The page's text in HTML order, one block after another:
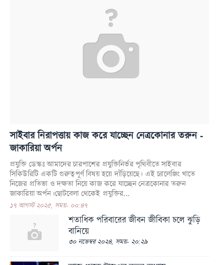
সাইবার নিরাপত্তায় কাজ করে যাচ্ছেন নেত্রকোনার তরুন -
জাকারিয়া অর্পন
প্রযুক্তি ডেস্কঃ আমাদের চারপাশের প্রযুক্তিনির্ভর পৃথিবীতে সাইবার
সিকিউরিটি একটি গুরুত্বপূর্ণ বিষয় হয়ে দাঁড়িয়েছে। এই চ্যালেঞ্জিং খাতে
নিজের প্রতিভা ও দক্ষতা নিয়ে কাজ করে যাচ্ছেন নেত্রকোনার তরুন
জাকারিয়া অর্পন।ছোটবেলা থেকেই প্রযুক্তির...
১৭ আগস্ট ২০২৫, সময়- ০০:৪৭
শতাধিক পরিবারের জীবন জীবিকা চলে ঝুড়ি
বানিয়ে
৩০ নভেম্বর ২০২৪, সময়- ২০:২৯